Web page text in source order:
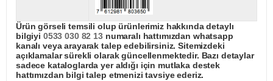
Ürün görseli temsili olup ürünlerimiz hakkında detaylı
bilgiyi 0533 030 82 13numaralı hattımızdan whatsapp
kanalı veya arayarak talep edebilirsiniz. Sitemizdeki
açıklamalar sürekli olarak güncellenmektedir. Bazı detaylar
sadece kataloglarda yer aldığı için mutlaka destek
hattımızdan bilgi talep etmenizi tavsiye ederiz.